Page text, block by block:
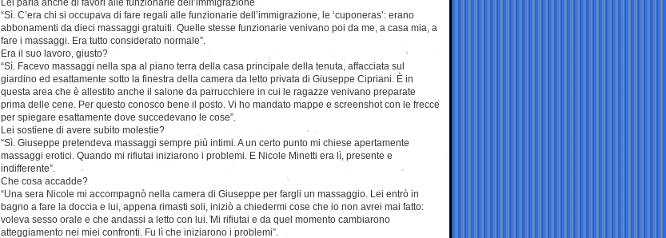
Lei parla anche di favori alle funzionarie dell’immigrazione
“Sì. C’era chi si occupava di fare regali alle funzionarie dell’immigrazione, le ‘cuponeras’: erano
abbonamenti da dieci massaggi gratuiti. Quelle stesse funzionarie venivano poi da me, a casa mia, a
fare i massaggi. Era tutto considerato normale”.
Era il suo lavoro, giusto?
“Sì. Facevo massaggi nella spa al piano terra della casa principale della tenuta, affacciata sul
giardino ed esattamente sotto la finestra della camera da letto privata di Giuseppe Cipriani. È in
questa area che è allestito anche il salone da parrucchiere in cui le ragazze venivano preparate
prima delle cene. Per questo conosco bene il posto. Vi ho mandato mappe e screenshot con le frecce
per spiegare esattamente dove succedevano le cose”.
Lei sostiene di avere subito molestie?
“Sì. Giuseppe pretendeva massaggi sempre più intimi. A un certo punto mi chiese apertamente
massaggi erotici. Quando mi rifiutai iniziarono i problemi. E Nicole Minetti era lì, presente e
indifferente”.
Che cosa accadde?
“Una sera Nicole mi accompagnò nella camera di Giuseppe per fargli un massaggio. Lei entrò in
bagno a fare la doccia e lui, appena rimasti soli, iniziò a chiedermi cose che io non avrei mai fatto:
voleva sesso orale e che andassi a letto con lui. Mi rifiutai e da quel momento cambiarono
atteggiamento nei miei confronti. Fu lì che iniziarono i problemi”.